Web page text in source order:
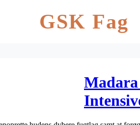
GSK Fag